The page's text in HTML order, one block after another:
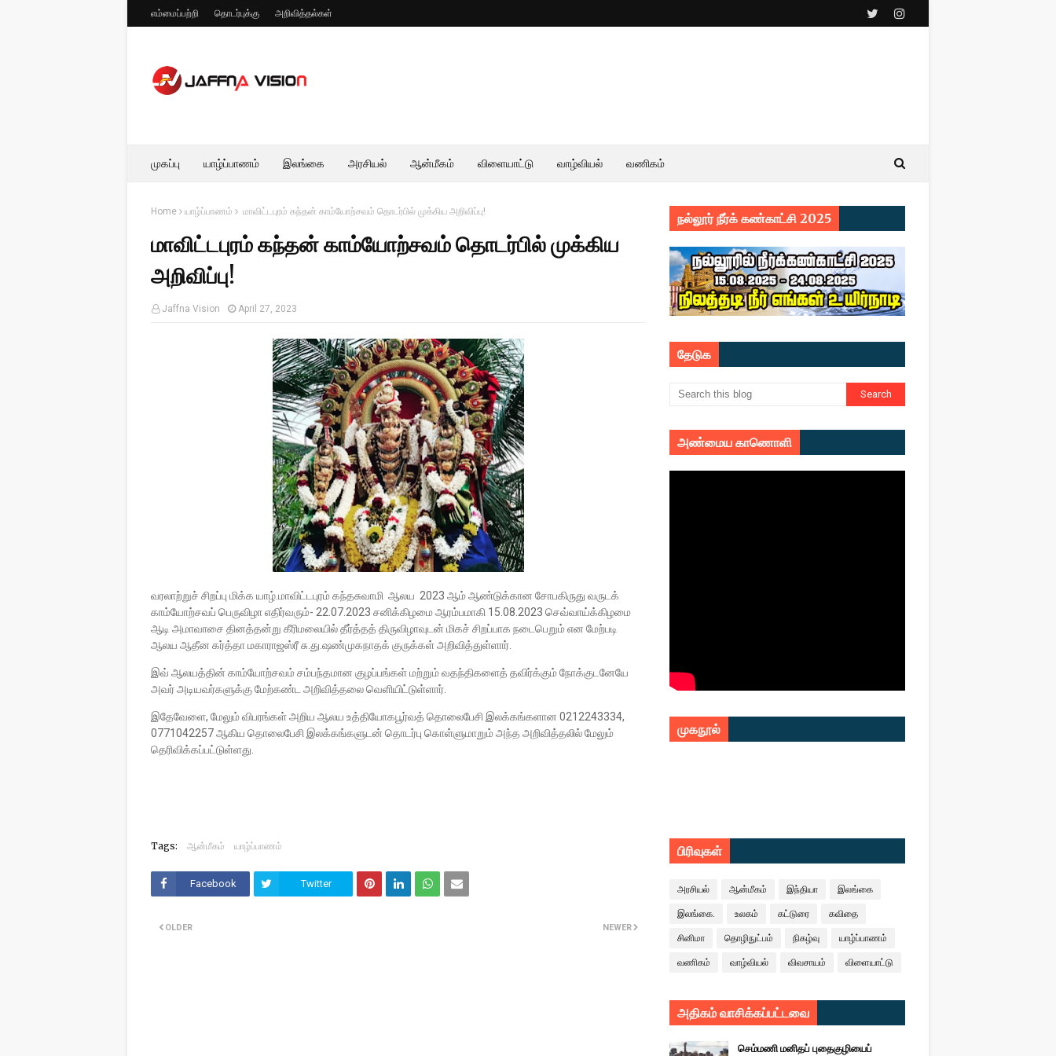
எம்மைப்பற்றி தொடர்புக்கு அறிவித்தல்கள்
முகப்பு யாழ்ப்பாணம் இலங்கை அரசியல் ஆன்மீகம் விளையாட்டு வாழ்வியல் வணிகம்
Home யாழ்ப்பாணம் மாவிட்டபுரம் கந்தன் காம்யோற்சவம் தொடர்பில் முக்கிய அறிவிப்பு!
மாவிட்டபுரம் கந்தன் காம்யோற்சவம் தொடர்பில் முக்கிய
அறிவிப்பு!
Jaffna Vision April 27, 2023
வரலாற்றுச் சிறப்பு மிக்க யாழ்.மாவிட்டபுரம் கந்தசுவாமி ஆலய 2023 ஆம் ஆண்டுக்கான சோபகிருது வருடக்
காம்யோற்சவப் பெருவிழா எதிர்வரும்- 22.07.2023 சனிக்கிழமை ஆரம்பமாகி 15.08.2023 செவ்வாய்க்கிழமை
ஆடி அமாவாசை தினத்தன்று கீரிமலையில் தீர்த்தத் திருவிழாவுடன் மிகச் சிறப்பாக நடைபெறும் என மேற்படி
ஆலய ஆதீன கர்த்தா மகாராஜஸ்ரீ சு.து.ஷண்முகநாதக் குருக்கள் அறிவித்துள்ளார்.
இவ் ஆலயத்தின் காம்யோற்சவம் சம்பந்தமான குழப்பங்கள் மற்றும் வதந்திகளைத் தவிர்க்கும் நோக்குடனேயே
அவர் அடியவர்களுக்கு மேற்கண்ட அறிவித்தலை வெளியிட்டுள்ளார்.
இதேவேளை, மேலும் விபரங்கள் அறிய ஆலய உத்தியோகபூர்வத் தொலைபேசி இலக்கங்களான 0212243334,
0771042257 ஆகிய தொலைபேசி இலக்கங்களுடன் தொடர்பு கொள்ளுமாறும் அந்த அறிவித்தலில் மேலும்
தெரிவிக்கப்பட்டுள்ளது.
Tags: ஆன்மீகம் யாழ்ப்பாணம்
Facebook Twitter
NEWER
OLDER
நல்லூர் நீர்க் கண்காட்சி 2025
தேடுக
அண்மைய காணொளி
முகநூல்
பிரிவுகள்
அரசியல் ஆன்மீகம் இந்தியா இலங்கை
இலங்கை. உலகம் கட்டுரை கவிதை
சினிமா தொழிநுட்பம் நிகழ்வு யாழ்ப்பாணம்
வணிகம் வாழ்வியல் விவசாயம் விளையாட்டு
அதிகம் வாசிக்கப்பட்டவை
செம்மணி மனிதப் புதைகுழியைப்